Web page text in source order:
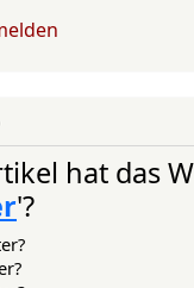
hat das
'?